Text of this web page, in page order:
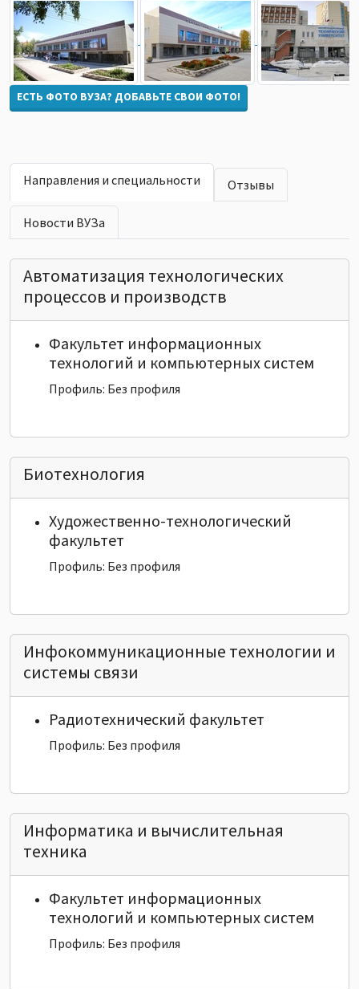
ЕСТЬ ФОТО ВУЗА? ДОБАВЬТЕ СВОИ ФОТО!
Направления и специальности Отзывы
Новости ВУЗа
Автоматизация технологических
процессов и производств
Факультет информационных
технологий и компьютерных систем
Профиль: Без профиля
Биотехнология
Художественно-технологический
факультет
Профиль: Без профиля
Инфокоммуникационные технологии и
системы связи
Радиотехнический факультет
Профиль: Без профиля
Информатика и вычислительная
техника
Факультет информационных
технологий и компьютерных систем
Профиль: Без профиля